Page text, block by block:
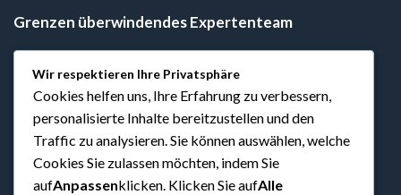
Grenzen überwindendes Expertenteam
KONTAKT
Kaiser-Joseph-Str. 254
79098 Freiburg im Breisgau
Bundesallee 187
Wir respektieren Ihre Privatsphäre
Cookies helfen uns, Ihre Erfahrung zu verbessern,
personalisierte Inhalte bereitzustellen und den
Traffic zu analysieren. Sie können auswählen, welche
Cookies Sie zulassen möchten, indem Sie
aufAnpassenklicken. Klicken Sie aufAlle